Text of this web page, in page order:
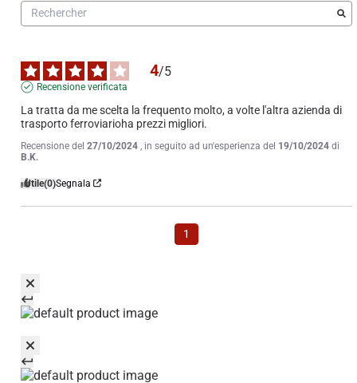
4/5
Recensione verificata
La tratta da me scelta la frequento molto, a volte l'altra azienda di
trasporto ferroviarioha prezzi migliori.
Recensione del 27/10/2024 , in seguito ad un'esperienza del 19/10/2024 di
B.K.
Utile(0)Segnala
1